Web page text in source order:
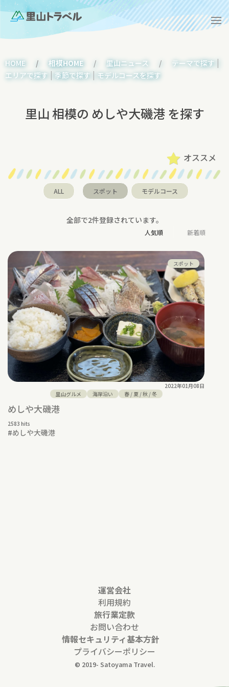
HOME 相模HOME 里山ニュース テーマで探す |
エリアで探す | 季節で探す | モデルコースを探す
里山 相模の めしや大磯港 を探す
オススメ
ALL スポット モデルコース
全部で2件登録されています。
人気順 新着順
スポット
2022年01月08日
里山グルメ
海岸沿い 春/ 夏/秋/冬
めしや大磯港
2583 hits
#めしや大磯港
運営会社
利用規約
旅行業定款
お問い合わせ
情報セキュリティ基本方針
プライバシーポリシー
© 2019- Satoyama Travel.